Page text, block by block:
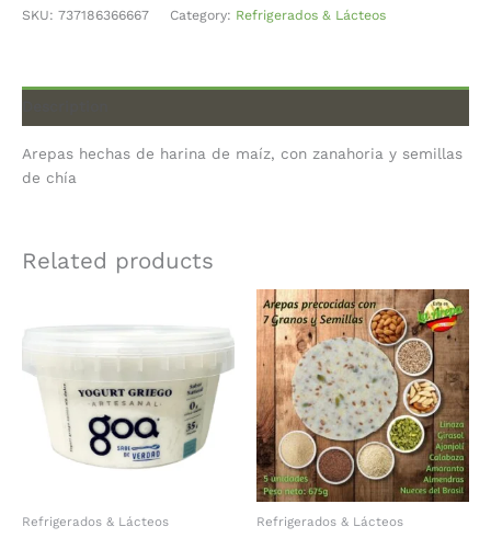
SKU: 737186366667 Category: Refrigerados & Lácteos
Arepas hechas de harina de maíz, con zanahoria y semillas
de chía
Related products
Refrigerados & Lácteos Refrigerados & Lácteos